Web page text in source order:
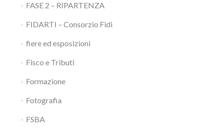
FASE 2 – RIPARTENZA
FIDARTI – Consorzio Fidi
fiere ed esposizioni
Fisco e Tributi
Formazione
Fotografia
FSBA